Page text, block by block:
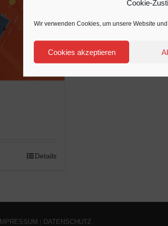
Cookie-
Wir verwenden Cookies, um unsere Website
Cookies akzeptieren
Details
IMPRESSUM DATENSCHUTZ